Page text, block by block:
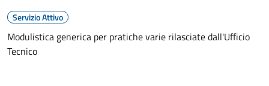
Servizio Attivo
Modulistica generica per pratiche varie rilasciate dall'Ufficio
Tecnico